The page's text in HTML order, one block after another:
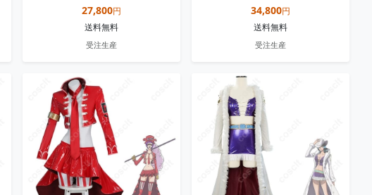
27,800円
送料無料
受注生産
34,800円
送料無料
受注生産